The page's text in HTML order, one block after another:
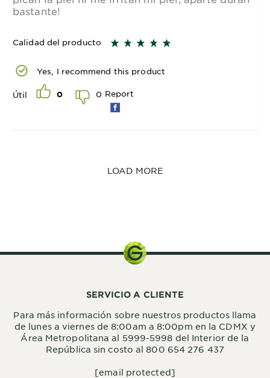
bastante!
Calidad del producto
Yes, I recommend this product
Útil 0 0 Report
LOAD MORE
SERVICIO A CLIENTE
Para más información sobre nuestros productos llama
de lunes a viernes de 8:00am a 8:00pm en la CDMX y
Área Metropolitana al 5999-5998 del Interior de la
República sin costo al 800 654 276 437
[email protected]